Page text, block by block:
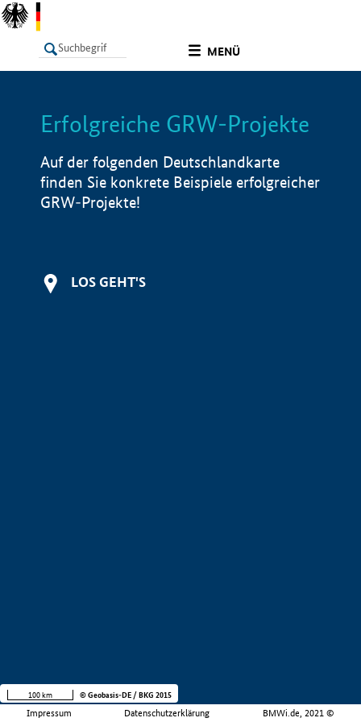
MENÜ
LISTE Info
Erfolgreiche GRW-Projekte
Auf der folgenden Deutschlandkarte
finden Sie konkrete Beispiele erfolgreicher
GRW-Projekte!
LOS GEHT'S
Impressum Datenschutzerklärung BMWi.de, 2021 ©
100 km © Geobasis-DE / BKG 2015